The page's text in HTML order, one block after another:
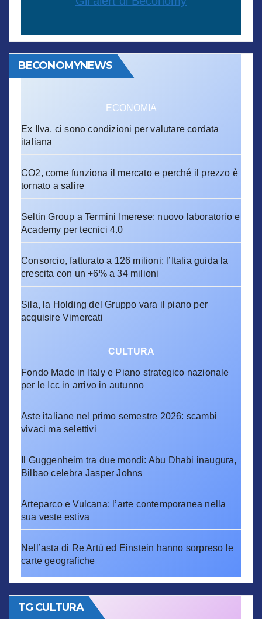
BECONOMYNEWS
ECONOMIA
Ex Ilva, ci sono condizioni per valutare cordata
italiana
CO2, come funziona il mercato e perché il prezzo è
tornato a salire
Seltin Group a Termini Imerese: nuovo laboratorio e
Academy per tecnici 4.0
Consorcio, fatturato a 126 milioni: l’Italia guida la
crescita con un +6% a 34 milioni
Sila, la Holding del Gruppo vara il piano per
acquisire Vimercati
CULTURA
Fondo Made in Italy e Piano strategico nazionale
per le Icc in arrivo in autunno
Aste italiane nel primo semestre 2026: scambi
vivaci ma selettivi
Il Guggenheim tra due mondi: Abu Dhabi inaugura,
Bilbao celebra Jasper Johns
Arteparco e Vulcana: l’arte contemporanea nella
sua veste estiva
Nell’asta di Re Artù ed Einstein hanno sorpreso le
carte geografiche
TG CULTURA